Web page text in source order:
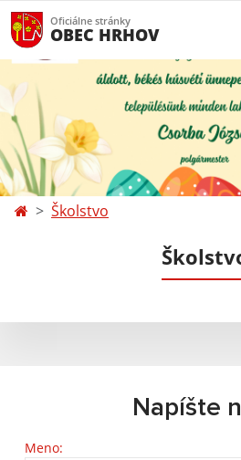
Oficiálne stránky
OBEC HRHOV
Školstvo
Napíšte
Meno: